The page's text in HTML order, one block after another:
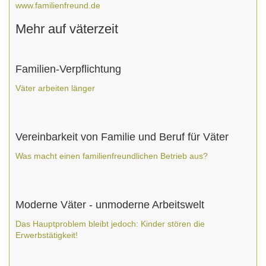
www.familienfreund.de
Mehr auf väterzeit
Familien-Verpflichtung
Väter arbeiten länger
Vereinbarkeit von Familie und Beruf für Väter
Was macht einen familienfreundlichen Betrieb aus?
Moderne Väter - unmoderne Arbeitswelt
Das Hauptproblem bleibt jedoch: Kinder stören die
Erwerbstätigkeit!